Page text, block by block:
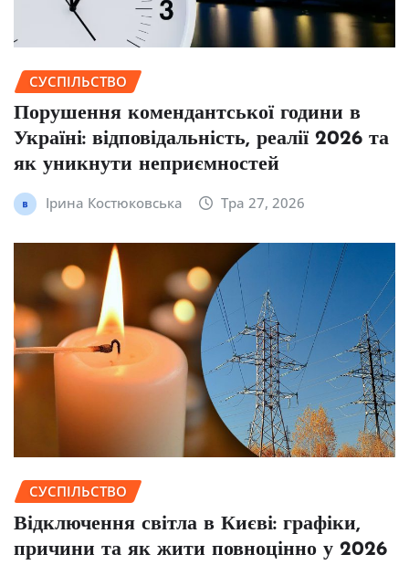
СУСПІЛЬСТВО
Порушення комендантської години в
Україні: відповідальність, реалії 2026 та
як уникнути неприємностей
Ірина Костюковська Тра 27, 2026
СУСПІЛЬСТВО
Відключення світла в Києві: графіки,
причини та як жити повноцінно у 2026